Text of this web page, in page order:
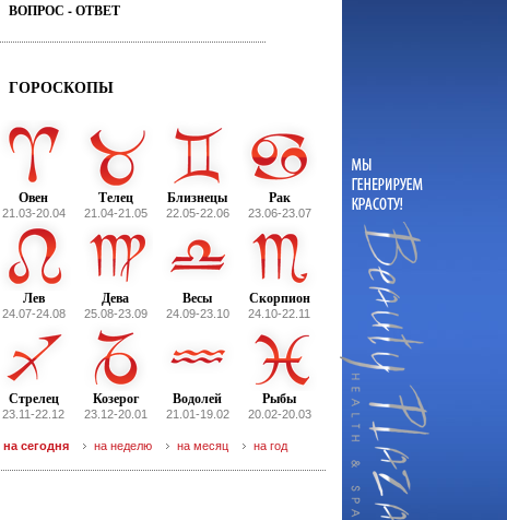
ВОПРОС - ОТВЕТ
ГОРОСКОПЫ
Овен
21.03-20.04
Телец
21.04-21.05
Близнецы
22.05-22.06
Рак
23.06-23.07
Лев
24.07-24.08
Дева
25.08-23.09
Весы
24.09-23.10
Скорпион
24.10-22.11
Стрелец
23.11-22.12
Козерог
23.12-20.01
Водолей
21.01-19.02
Рыбы
20.02-20.03
на сегодня на неделю на месяц на год